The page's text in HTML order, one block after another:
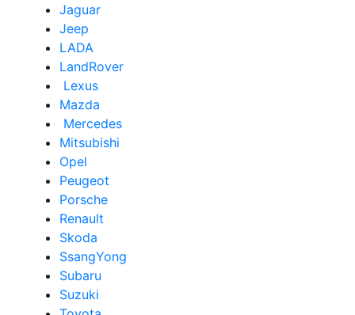
Jaguar
Jeep
LADA
LandRover
Lexus
Mazda
Mercedes
Mitsubishi
Opel
Peugeot
Porsche
Renault
Skoda
SsangYong
Subaru
Suzuki